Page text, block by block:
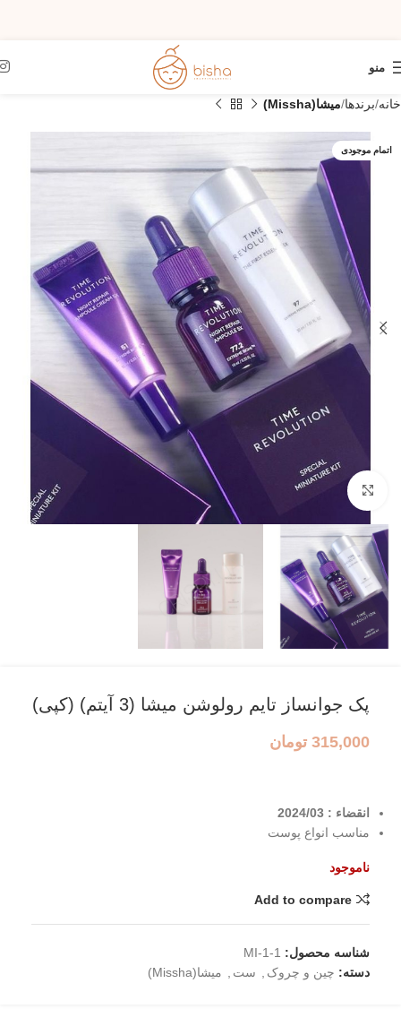
منو
خانه برندها میشا(Missha)
اتمام موجودی
بزرگنمایی تصویر
پک جوانساز تایم رولوشن میشا (3 آیتم) (کپی)
315,000 تومان
انقضاء : 2024/03
مناسب انواع پوست
ناموجود
Add to compare
شناسه محصول: MI-1-1
دسته: چین و چروک ست میشا(Missha)